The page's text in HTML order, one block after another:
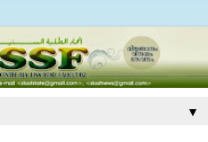
▼